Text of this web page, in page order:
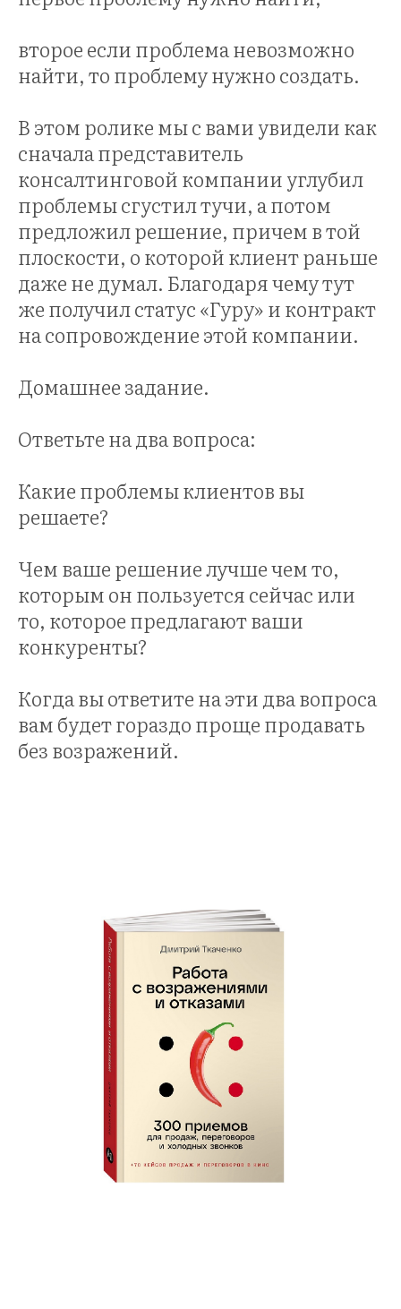
второе если проблема невозможно
найти, то проблему нужно создать.
В этом ролике мы с вами увидели как
сначала представитель
консалтинговой компании углубил
проблемы сгустил тучи, а потом
предложил решение, причем в той
плоскости, о которой клиент раньше
даже не думал. Благодаря чему тут
же получил статус «Гуру» и контракт
на сопровождение этой компании.
Домашнее задание.
Ответьте на два вопроса:
Какие проблемы клиентов вы
решаете?
Чем ваше решение лучше чем то,
которым он пользуется сейчас или
то, которое предлагают ваши
конкуренты?
Когда вы ответите на эти два вопроса
вам будет гораздо проще продавать
без возражений.